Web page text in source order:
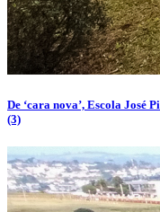
De ‘cara nova’, Escola José
(3)